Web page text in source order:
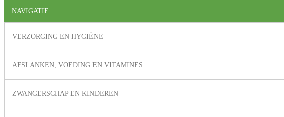
NAVIGATIE
VERZORGING EN HYGIËNE
AFSLANKEN, VOEDING EN VITAMINES
ZWANGERSCHAP EN KINDEREN